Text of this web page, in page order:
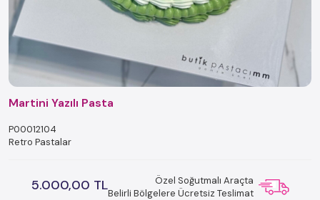
Martini Yazılı Pasta
P00012104
Retro Pastalar
5.000,00 TL
Özel Soğutmalı Araçta
Belirli Bölgelere Ücretsiz Teslimat